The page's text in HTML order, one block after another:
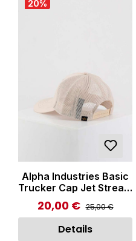
20%
Alpha Industries Basic
Trucker Cap Jet Stream
White
Verkaufspreis:
20,00 € Regulärer Preis:
25,00 €
Details